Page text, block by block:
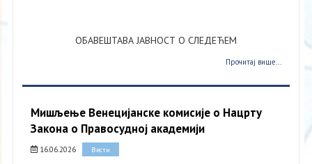
ОБАВЕШТАВА ЈАВНОСТ О СЛЕДЕЋЕМ
Прочитај више...
Мишљење Венецијанске комисије о Нацрту
Закона о Правосудној академији
16.06.2026 Вести